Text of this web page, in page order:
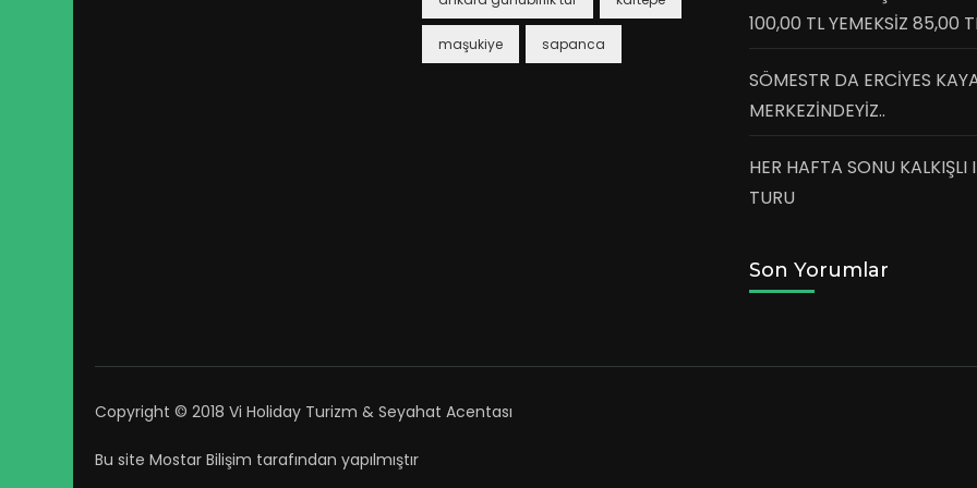
maşukiye sapanca
100,00 TL YEMEKSİZ 85,00
SÖMESTR DA ERCİYES
MERKEZİNDEYİZ..
HER HAFTA SONU KALKIŞLI
TURU
Son Yorumlar
Copyright © 2018 Vi Holiday Turizm & Seyahat Acentası
Bu site Mostar Bilişim tarafından yapılmıştır